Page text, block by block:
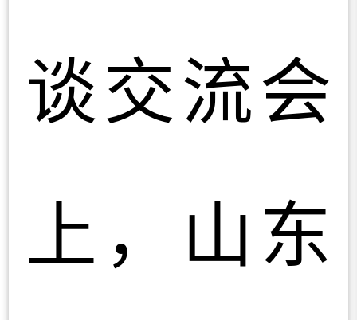
谈交流会
上，山东